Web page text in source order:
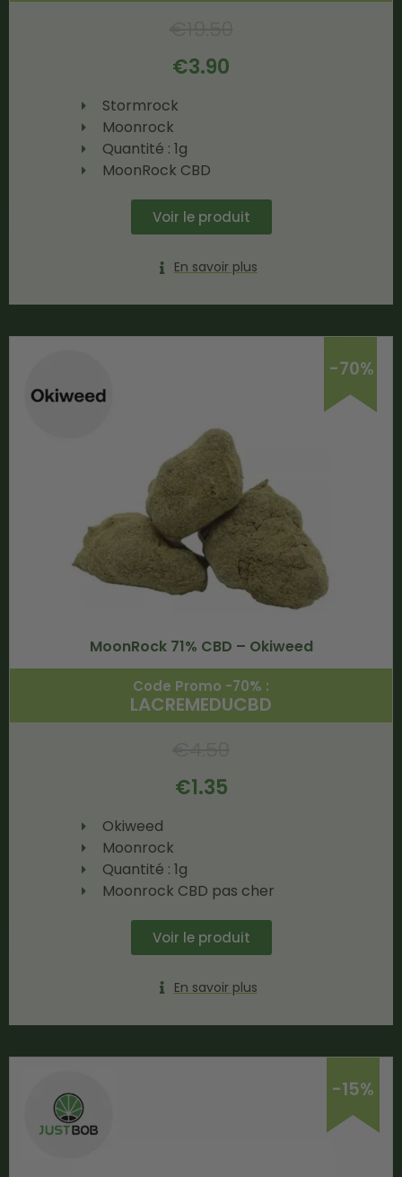
€3.90
Stormrock
Moonrock
Quantité : 1g
MoonRock CBD
Voir le produit
En savoir plus
-70%
MoonRock 71% CBD – Okiweed
Code Promo -70% :
LACREMEDUCBD
€1.35
Okiweed
Moonrock
Quantité : 1g
Moonrock CBD pas cher
Voir le produit
En savoir plus
-15%